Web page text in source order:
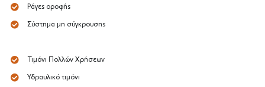
Ράγες οροφής
Σύστημα μη σύγκρουσης
Τιμόνι Πολλών Χρήσεων
Υδραυλικό τιμόνι